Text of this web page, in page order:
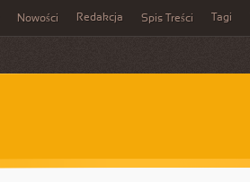
Nowości Redakcja Spis Treści Tagi